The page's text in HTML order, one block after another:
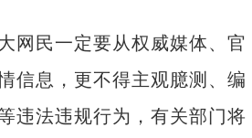
民一定要从权威媒体、官
信息，更不得主观臆测、编
违法违规行为，有关部门将